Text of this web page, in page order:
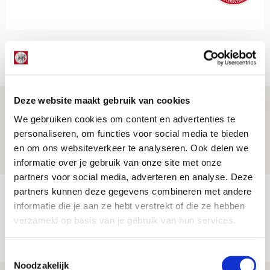
Deze website maakt gebruik van cookies
We gebruiken cookies om content en advertenties te
personaliseren, om functies voor social media te bieden
en om ons websiteverkeer te analyseren. Ook delen we
informatie over je gebruik van onze site met onze
partners voor social media, adverteren en analyse. Deze
partners kunnen deze gegevens combineren met andere
informatie die je aan ze hebt verstrekt of die ze hebben
verzameld op basis van je gebruik van hun services.
Noodzakelijk
Net binnen //
Drie dingen die je moet weten over PEC
Zwolle - Ajax
08 AUGUSTUS 2026 - 12:32
Míchels elf: met welke formatie begin
jij aan nieuw eredivisieseizoen?